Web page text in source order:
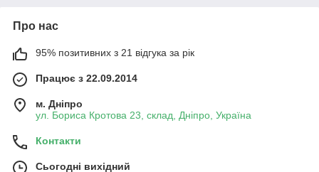
Про нас
95% позитивних з 21 відгука за рік
Працює з 22.09.2014
м. Дніпро
ул. Бориса Кротова 23, склад, Дніпро, Україна
Контакти
Сьогодні вихідний